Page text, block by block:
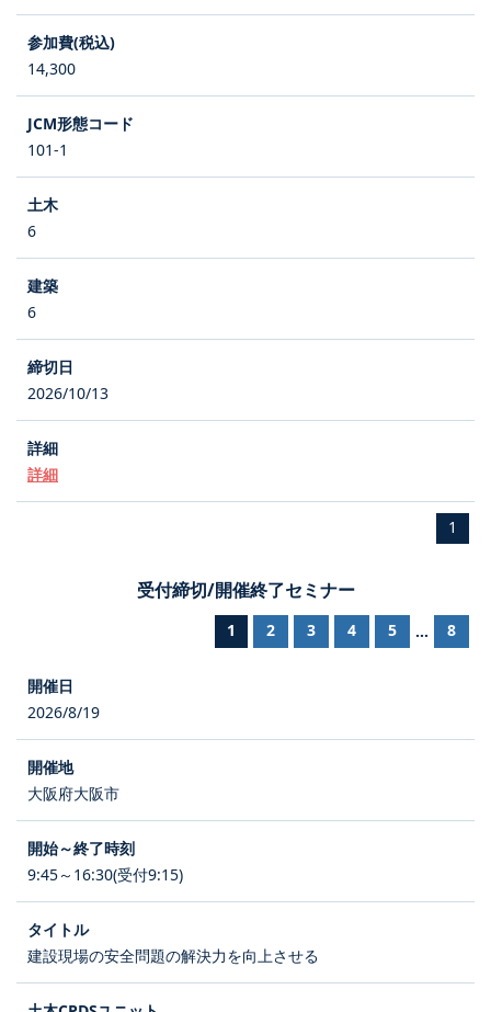
14,300
101-1
6
6
2026/10/13
詳細
1
受付締切/開催終了セミナー
1 2 3 4 5 ... 8
2026/8/19
大阪府大阪市
9:45～16:30(受付9:15)
建設現場の安全問題の解決力を向上させる